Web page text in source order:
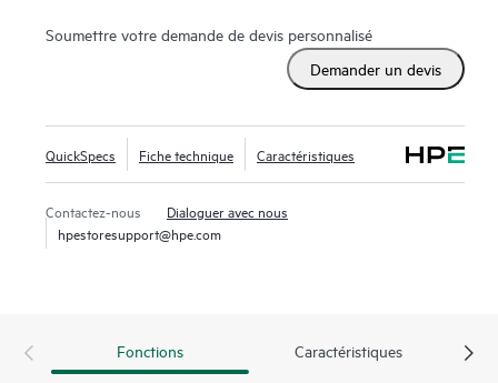
Soumettre votre demande de devis personnalisé
Demander un devis
QuickSpecs Fiche technique Caractéristiques
Contactez-nous
Dialoguer avec nous
hpestoresupport@hpe.com
Fonctions Caractéristiques